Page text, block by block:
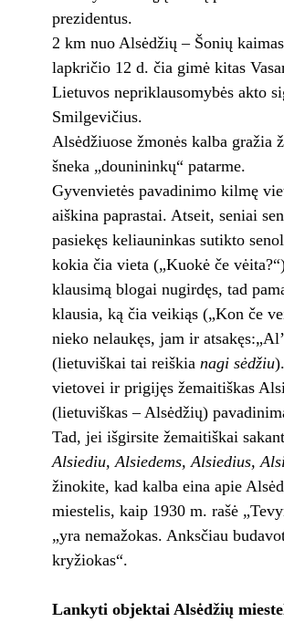
prezidentus.
2 km nuo Alsėdžių – Šonių
lapkričio 12 d. čia gimė kitas
Lietuvos nepriklausomybės akto
Smilgevičius.
Alsėdžiuose žmonės kalba gražia
šneka „dounininkų“ patarme.
Gyvenvietės pavadinimo kilmę
aiškina paprastai. Atseit, seniai
pasiekęs keliauninkas sutikto
kokia čia vieta („Kuokė če
klausimą blogai nugirdęs, tad
klausia, ką čia veikiąs („Kon če
nieko nelaukęs, jam ir
(lietuviškai tai reiškia nagi sėdžiu
vietovei ir prigijęs žemaitiškas
(lietuviškas – Alsėdžių)
Tad, jei išgirsite žemaitiškai
Alsiediu, Alsiedems, Alsiedius,
žinokite, kad kalba eina apie
miestelis, kaip 1930 m. rašė
„yra nemažokas. Anksčiau
kryžiokas“.
Lankyti objektai Alsėdžių